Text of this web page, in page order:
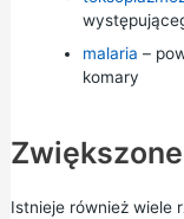
malaria –
komary
Istnieje również wiele